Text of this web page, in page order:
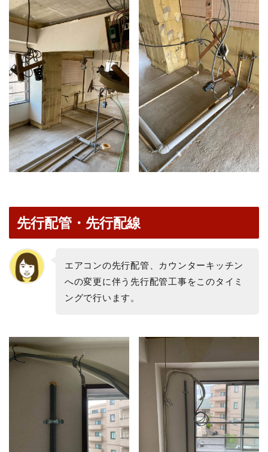
先行配管・先行配線
エアコンの先行配管、カウンターキッチン
への変更に伴う先行配管工事をこのタイミ
ングで行います。